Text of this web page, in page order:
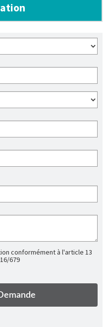
conformément à l'article 13
679